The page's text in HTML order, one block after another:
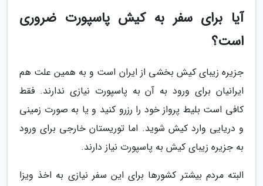
آیا برای سفر به کیش پاسپورت ضروری
است؟
جزیره زیبای کیش بخشی از ایران است و به همین علت هم
ایرانیان برای ورود به آن به پاسپورت نیازی ندارند. فقط
کافی است بلیط پرواز خود را رزرو کنید و یا به صورت زمینی
و دریایی وارد کیش شوید. اما توریستان خارجی برای ورود
به جزیره زیبای کیش به پاسپورت نیاز دارند.
البته مردم بیشتر کشورها برای این سفر نیازی به اخذ ویزا